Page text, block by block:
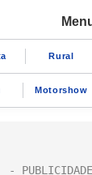
Rural
Motorshow